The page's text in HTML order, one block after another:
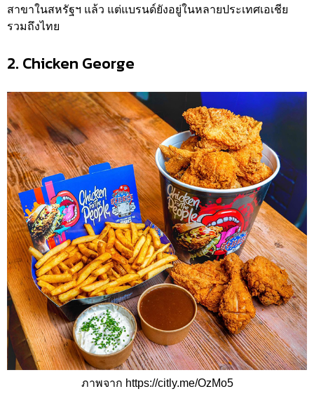
สาขาในสหรัฐฯ แล้ว แต่แบรนด์ยังอยู่ในหลายประเทศเอเชีย
รวมถึงไทย
2. Chicken George
ภาพจาก https://citly.me/OzMo5